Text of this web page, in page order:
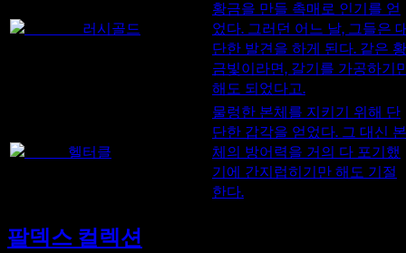
러시골드
황금을 만들 촉매로 인기를 얻
었다. 그러던 어느 날, 그들은
단한 발견을 하게 된다. 같은 황
금빛이라면, 갈기를 가공하기
해도 되었다고.
헬터클
물렁한 본체를 지키기 위해 단
단한 갑각을 얻었다. 그 대신 본
체의 방어력을 거의 다 포기했
기에 간지럽히기만 해도 기절
한다.
팔덱스 컬렉션